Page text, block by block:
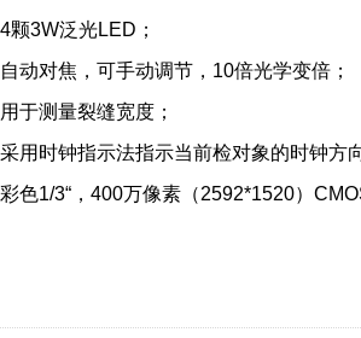
颗3W泛光LED；
自动对焦，可手动调节，10倍光学变倍；
于测量裂缝宽度；
采用时钟指示法指示当前检对象的时钟方
彩色1/3“，400万像素（2592*1520）